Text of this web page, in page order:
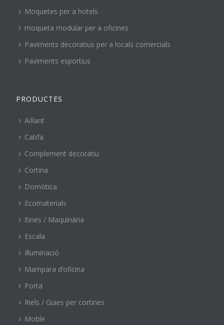
Moquetes per a hotels
moqueta modular per a oficines
Paviments decoratius per a locals comercials
Paviments esportius
PRODUCTES
Aïllant
Catifa
Complement decoratiu
Cortina
Domòtica
Ecomaterials
Eines / Maquinària
Escala
Il·luminació
Mampara d’oficina
Porta
Riels / Guies per cortines
Moble